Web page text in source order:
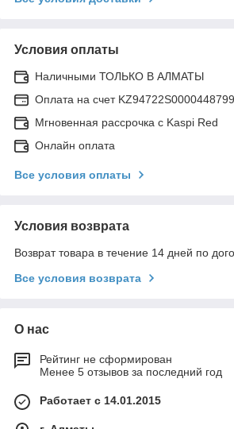
Условия оплаты
Наличными ТОЛЬКО В АЛМАТЫ
Оплата на счет
Мгновенная рассрочка с Kaspi Red
Онлайн оплата
Все условия оплаты
Условия возврата
Возврат товара в течение 14 дней по
Все условия возврата
О нас
Рейтинг не сформирован
Менее 5 отзывов за последний год
Работает с 14.01.2015